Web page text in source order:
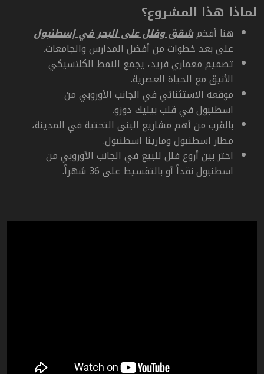
لماذا هذا المشروع؟
هنا أفخمشقق وفلل على البحر في إسطنبول
على بعد خطوات من أفضل المدارس والجامعات.
تصميم معماري فريد، يجمع النمط الكلاسيكي
الأنيق مع الحياة العصرية.
موقعه الاستثنائي في الجانب الأوروبي من
اسطنبول في قلب بيليك دوزو.
بالقرب من أهم مشاريع البنى التحتية في المدينة،
مطار اسطنبول ومارينا اسطنبول.
اختر بين أروع فلل للبيع في الجانب الأوروبي من
اسطنبول نقداً أو بالتقسيط على 36 شهراً.